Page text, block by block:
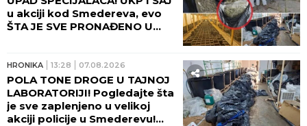
u akciji kod Smedereva, evo
ŠTA JE SVE PRONAĐENO U
HRONIKA 13:28 07.08.2026
POLA TONE DROGE U TAJNOJ
LABORATORIJI! Pogledajte šta
je sve zaplenjeno u velikoj
akciji policije u Smederevu!